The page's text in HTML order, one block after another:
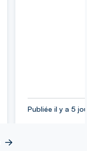
Publiée il y a 5